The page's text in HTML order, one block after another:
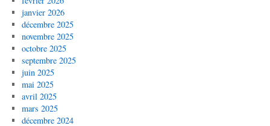
janvier 2026
décembre 2025
novembre 2025
octobre 2025
septembre 2025
juin 2025
mai 2025
avril 2025
mars 2025
décembre 2024